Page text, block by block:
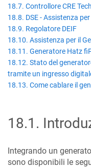
18.7. Controllore CRE
18.8. DSE - Assistenza
18.9. Regolatore DEIF
18.10. Assistenza per il
18.11. Generatore Hatz
18.12. Stato del
tramite un ingresso
18.13. Come cablare il
18.1 .
Integrando un
sono disponibili le